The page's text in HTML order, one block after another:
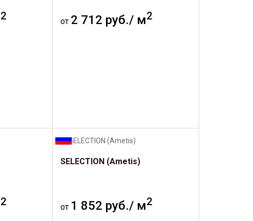
2 от 2 712 руб./ м2
2
SELECTION (Ametis)
от 1 852 руб./ м2